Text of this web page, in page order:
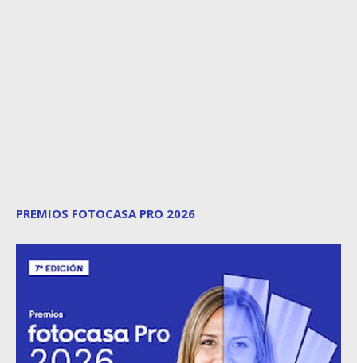
PREMIOS FOTOCASA PRO 2026